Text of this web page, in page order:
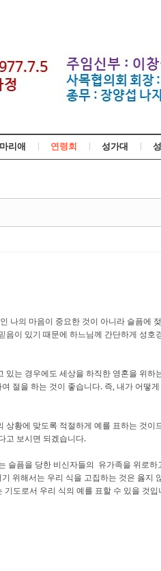
리애 연령회 성가대
나의 마음이 중요한 것이 아니라 슬픔
음이 있기 때문에 하느님께 간단하게 성
있는 경우에도 세상을 하직한 영혼을 위
절을 하는 것이 좋습니다. 즉, 내가 어
상황에 맞도록 적절하게 예를 표하는 것
고 보시면 되겠습니다.
슬픔을 당한 비신자들의 유가족을 위로
위해서는 우리 식을 고집하는 것은 옳
도로서 우리 식의 예를 표할 수 있을 것입